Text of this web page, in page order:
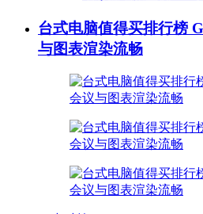
台式电脑值得买排行榜
与图表渲染流畅